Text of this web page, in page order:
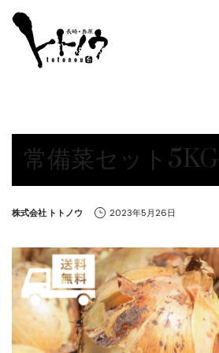
常備菜セット5KG
by
株式会社 トトノウ 2023年5月26日